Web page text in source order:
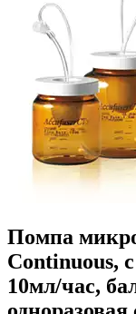
Помпа
Continuous,
10мл/час,